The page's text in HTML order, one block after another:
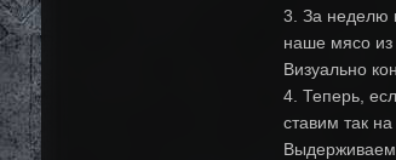
3. За неделю
наше мясо из
Визуально
4. Теперь,
ставим так
Выдерживаем